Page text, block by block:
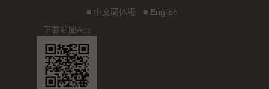
■ 中文简体版 ■ English
下載新聞App